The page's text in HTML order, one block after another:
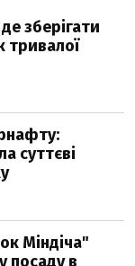
зберігати
тривалої
суттєві
Міндіча"
посаду в